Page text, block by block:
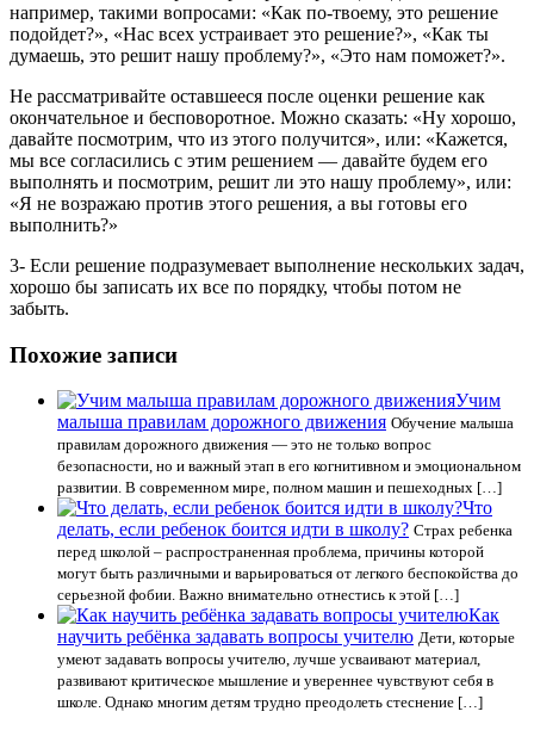
например, такими вопросами: «Как по-твоему, это решение
подойдет?», «Нас всех устраивает это решение?», «Как ты
думаешь, это решит нашу проблему?», «Это нам поможет?».
Не рассматривайте оставшееся после оценки решение как
окончательное и бесповоротное. Можно сказать: «Ну хорошо,
давайте посмотрим, что из этого получится», или: «Кажется,
мы все согласились с этим решением — давайте будем его
выполнять и посмотрим, решит ли это нашу проблему», или:
«Я не возражаю против этого решения, а вы готовы его
выполнить?»
3- Если решение подразумевает выполнение нескольких задач,
хорошо бы записать их все по порядку, чтобы потом не
забыть.
Похожие записи
Учим
малыша правилам дорожного движения Обучение малыша
правилам дорожного движения — это не только вопрос
безопасности, но и важный этап в его когнитивном и эмоциональном
развитии. В современном мире, полном машин и пешеходных […]
Что
делать, если ребенок боится идти в школу? Страх ребенка
перед школой – распространенная проблема, причины которой
могут быть различными и варьироваться от легкого беспокойства до
серьезной фобии. Важно внимательно отнестись к этой […]
Как
научить ребёнка задавать вопросы учителю Дети, которые
умеют задавать вопросы учителю, лучше усваивают материал,
развивают критическое мышление и увереннее чувствуют себя в
школе. Однако многим детям трудно преодолеть стеснение […]